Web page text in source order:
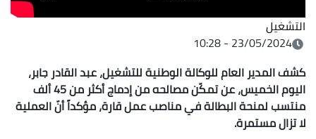
التشغيل
23/05/2024 - 10:28
كشف المدير العام للوكالة الوطنية للتشغيل، عبد القادر جابر،
اليوم الخميس، عن تمكّن مصالحه من إدماج أكثر من 45 ألف
منتسب لمنحة البطالة في مناصب عمل قارة، مؤكداً أنّ العملية
لا تزال مستمرة.